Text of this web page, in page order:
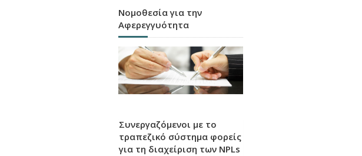
Νομοθεσία για την
Αφερεγγυότητα
Συνεργαζόμενοι με το
τραπεζικό σύστημα φορείς
για τη διαχείριση των NPLs